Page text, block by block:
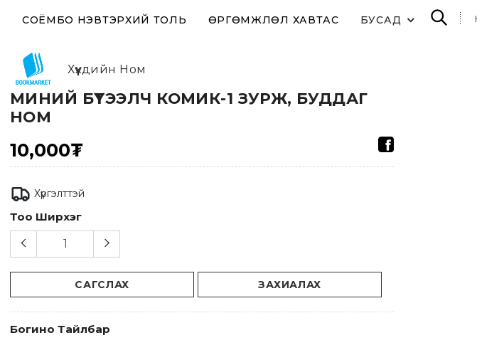
СОЁМБО НЭВТЭРХИЙ ТОЛЬ ӨРГӨМЖЛӨЛ ХАВТАС БУСАД
Хүүхдийн Ном
МИНИЙ БҮТЭЭЛЧ КОМИК-1 ЗУРЖ, БУДДАГ
НОМ
10,000₮
Хүргэлттэй
Тоо Ширхэг
САГСЛАХ ЗАХИАЛАХ
Богино Тайлбар